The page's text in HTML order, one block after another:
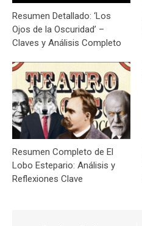
Resumen Detallado: ‘Los
Ojos de la Oscuridad’ –
Claves y Análisis Completo
Resumen Completo de El
Lobo Estepario: Análisis y
Reflexiones Clave